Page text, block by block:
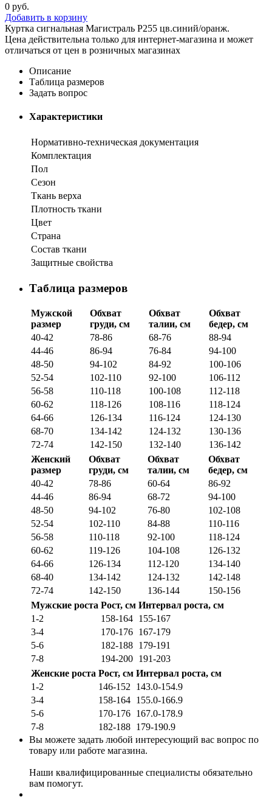
0 руб.
Добавить в корзину
Куртка сигнальная Магистраль Р255 цв.синий/оранж.
Цена действительна только для интернет-магазина и может
отличаться от цен в розничных магазинах
Описание
Таблица размеров
Задать вопрос
Характеристики
Нормативно-техническая документация
Комплектация
Пол
Сезон
Ткань верха
Плотность ткани
Цвет
Страна
Состав ткани
Защитные свойства
Таблица размеров
Мужской
размер
Обхват
груди, см
Обхват
талии, см
Обхват
бедер, см
40-42
78-86 68-76
88-94
44-46
86-94 76-84
94-100
48-50
94-102 84-92
100-106
52-54
102-110 92-100
106-112
56-58
110-118 100-108
112-118
60-62
118-126 108-116
118-124
64-66
126-134 116-124
124-130
68-70
134-142 124-132
130-136
72-74
142-150 132-140
136-142
Женский
размер
Обхват
груди, см
Обхват
талии, см
Обхват
бедер, см
40-42
78-86 60-64
86-92
44-46
86-94 68-72
94-100
48-50
94-102 76-80
102-108
52-54
102-110 84-88
110-116
56-58
110-118 92-100
118-124
60-62
119-126 104-108
126-132
64-66
126-134 112-120
134-140
68-40
134-142 124-132
142-148
72-74
142-150 136-144
150-156
Мужские роста Рост, см Интервал роста, см
1-2
158-164 155-167
3-4
170-176 167-179
5-6
182-188 179-191
7-8
194-200 191-203
Женские роста Рост, см Интервал роста, см
1-2
146-152 143.0-154.9
3-4
158-164 155.0-166.9
5-6
170-176 167.0-178.9
7-8
182-188 179-190.9
Вы можете задать любой интересующий вас вопрос по
товару или работе магазина.
Наши квалифицированные специалисты обязательно
вам помогут.